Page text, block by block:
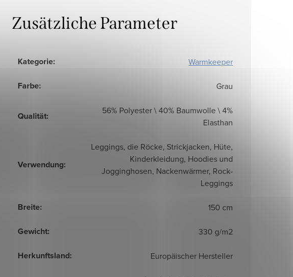
Zusätzliche Parameter
Kategorie: Warmkeeper
Farbe: Grau
Qualität:
56% Polyester \ 40% Baumwolle \ 4%
Elasthan
Verwendung:
Leggings, die Röcke, Strickjacken, Hüte,
Kinderkleidung, Hoodies und
Jogginghosen, Nackenwärmer, Rock-
Leggings
Breite: 150 cm
Gewicht: 330 g/m2
Herkunftsland: Europäischer Hersteller